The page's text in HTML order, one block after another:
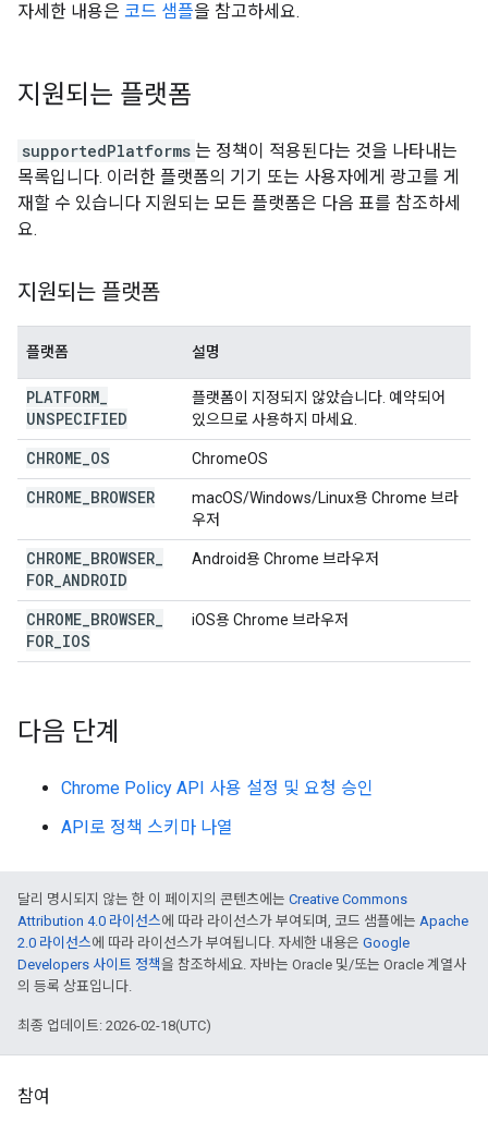
자세한 내용은 코드 샘플을 참고하세요.
지원되는 플랫폼
supportedPlatforms 는 정책이 적용된다는 것을 나타내는
목록입니다. 이러한 플랫폼의 기기 또는 사용자에게 광고를 게
재할 수 있습니다 지원되는 모든 플랫폼은 다음 표를 참조하세
요.
지원되는 플랫폼
플랫폼 설명
PLATFORM
UNSPECIFIED
플랫폼이 지정되지 않았습니다. 예약되어
있으므로 사용하지 마세요.
CHROME OS ChromeOS
CHROME BROWSER
macOS/Windows/Linux용 Chrome 브라
우저
CHROME BROWSER
FOR ANDROID
Android용 Chrome 브라우저
CHROME BROWSER
FOR IOS
iOS용 Chrome 브라우저
다음 단계
Chrome Policy API 사용 설정 및 요청 승인
API로 정책 스키마 나열
달리 명시되지 않는 한 이 페이지의 콘텐츠에는 Creative Commons
Attribution 4.0 라이선스에 따라 라이선스가 부여되며, 코드 샘플에는 Apache
2.0 라이선스에 따라 라이선스가 부여됩니다. 자세한 내용은 Google
Developers 사이트 정책을 참조하세요. 자바는 Oracle 및/또는 Oracle 계열사
의 등록 상표입니다.
최종 업데이트: 2026-02-18(UTC)
참여